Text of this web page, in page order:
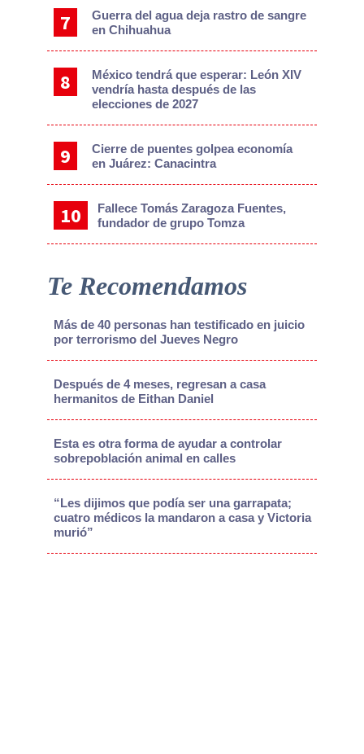
Guerra del agua deja rastro de sangre
en Chihuahua
México tendrá que esperar: León XIV
vendría hasta después de las
elecciones de 2027
Cierre de puentes golpea economía
en Juárez: Canacintra
Fallece Tomás Zaragoza Fuentes,
fundador de grupo Tomza
Te Recomendamos
Más de 40 personas han testificado en juicio
por terrorismo del Jueves Negro
Después de 4 meses, regresan a casa
hermanitos de Eithan Daniel
Esta es otra forma de ayudar a controlar
sobrepoblación animal en calles
“Les dijimos que podía ser una garrapata;
cuatro médicos la mandaron a casa y Victoria
murió”